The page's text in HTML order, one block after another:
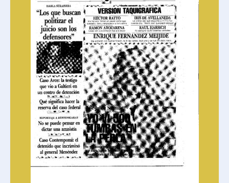
19 - Diario del juicio #19
20 - Diario del juicio #20
21 - Diario del juicio #21
22 - Diario del juicio #22
23 - Diario del juicio #23
24 - Diario del juicio #24
25 - Diario del juicio #25
26 - Diario del juicio #26
27 - Diario del juicio #27
28 - Diario del juicio #28
29 - Diario del juicio #29
30 - Diario del juicio #30
31 - Diario del juicio #31
32 - Diario del juicio #32